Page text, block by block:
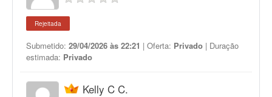
Rejeitada
Submetido: 29/04/2026 às 22:21 | Oferta: Privado | Duração
estimada: Privado
Kelly C C.